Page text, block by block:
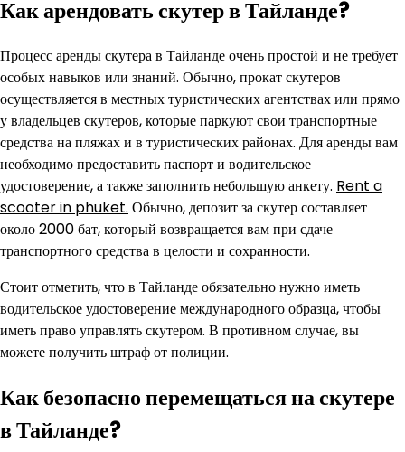
Как арендовать скутер в Тайланде?
Процесс аренды скутера в Тайланде очень простой и не требует
особых навыков или знаний. Обычно, прокат скутеров
осуществляется в местных туристических агентствах или прямо
у владельцев скутеров, которые паркуют свои транспортные
средства на пляжах и в туристических районах. Для аренды вам
необходимо предоставить паспорт и водительское
удостоверение, а также заполнить небольшую анкету. Rent a
scooter in phuket. Обычно, депозит за скутер составляет
около 2000 бат, который возвращается вам при сдаче
транспортного средства в целости и сохранности.
Стоит отметить, что в Тайланде обязательно нужно иметь
водительское удостоверение международного образца, чтобы
иметь право управлять скутером. В противном случае, вы
можете получить штраф от полиции.
Как безопасно перемещаться на скутере
в Тайланде?